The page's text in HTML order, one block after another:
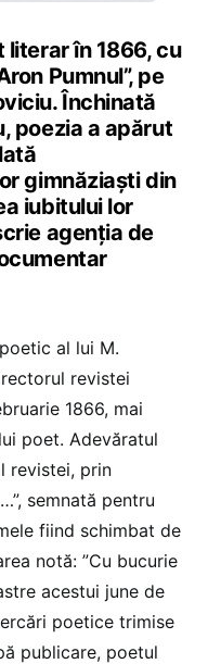
literar în 1866, cu
Pumnul”, pe
Închinată
poezia a apărut
gimnăziaşti din
iubitului lor
agenția de
al lui M.
revistei
1866, mai
poet. Adevăratul
revistei, prin
semnată pentru
fiind schimbat de
notă: ”Cu bucurie
acestui june de
poetice trimise
publicare, poetul